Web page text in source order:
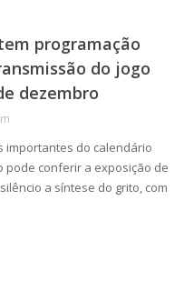
programação
do jogo
dezembro
importantes do calendário
pode conferir a exposição de
a síntese do grito, com